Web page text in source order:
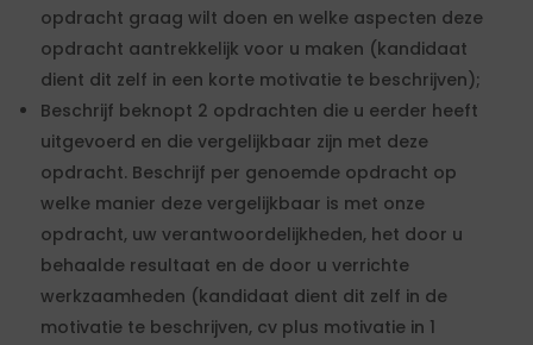
opdracht graag wilt doen en welke aspecten deze
opdracht aantrekkelijk voor u maken (kandidaat
dient dit zelf in een korte motivatie te beschrijven);
Beschrijf beknopt 2 opdrachten die u eerder heeft
uitgevoerd en die vergelijkbaar zijn met deze
opdracht. Beschrijf per genoemde opdracht op
welke manier deze vergelijkbaar is met onze
opdracht, uw verantwoordelijkheden, het door u
behaalde resultaat en de door u verrichte
werkzaamheden (kandidaat dient dit zelf in de
motivatie te beschrijven, cv plus motivatie in 1